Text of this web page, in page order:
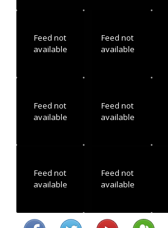
Feed not
available
Feed not
available
Feed not
available
Feed not
available
Feed not
available
Feed not
available